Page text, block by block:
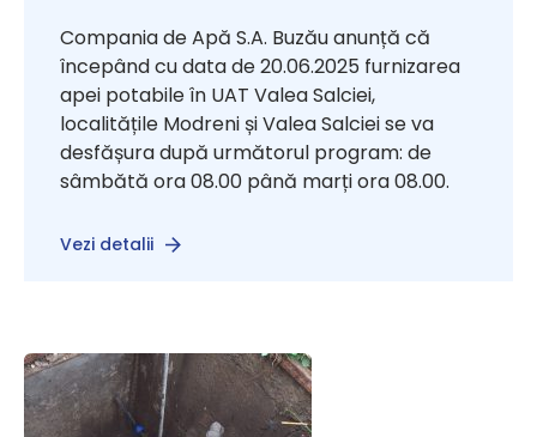
Compania de Apă S.A. Buzău anunță că
începând cu data de 20.06.2025 furnizarea
apei potabile în UAT Valea Salciei,
localitățile Modreni și Valea Salciei se va
desfășura după următorul program: de
sâmbătă ora 08.00 până marți ora 08.00.
Vezi detalii